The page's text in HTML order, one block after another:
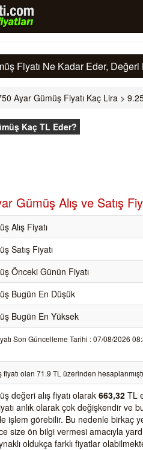
Fiyatı Ne Kadar Eder, Değeri
Ayar Gümüş Fiyatı Kaç Lira >
Kaç TL Eder?
Gümüş Alış ve Satış
Alış Fiyatı
Satış Fiyatı
Önceki Günün Fiyatı
Bugün En Düşük
Bugün En Yüksek
Son Güncelleme Tarihi : 07/08/2026
olan 71.9 TL üzerinden
değeri alış fiyatı olarak663,32 TL
anlık olarak çok değişkendir
ile işlem görebilir. Bu nedenle birkaç
size ön bilgi vermesi amacıyla
oldukça farklı fiyatlar